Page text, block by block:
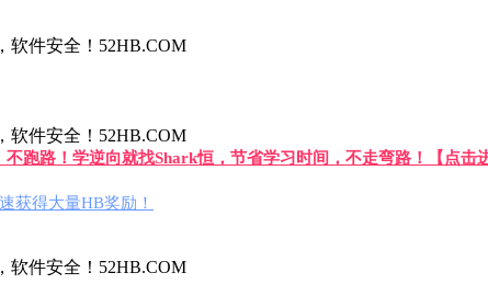
软件安全！52HB.COM
软件安全！52HB.COM
跑路！学逆向就找Shark恒，节省学习时间，不走弯路！【点击
获得大量HB奖励！
软件安全！52HB.COM